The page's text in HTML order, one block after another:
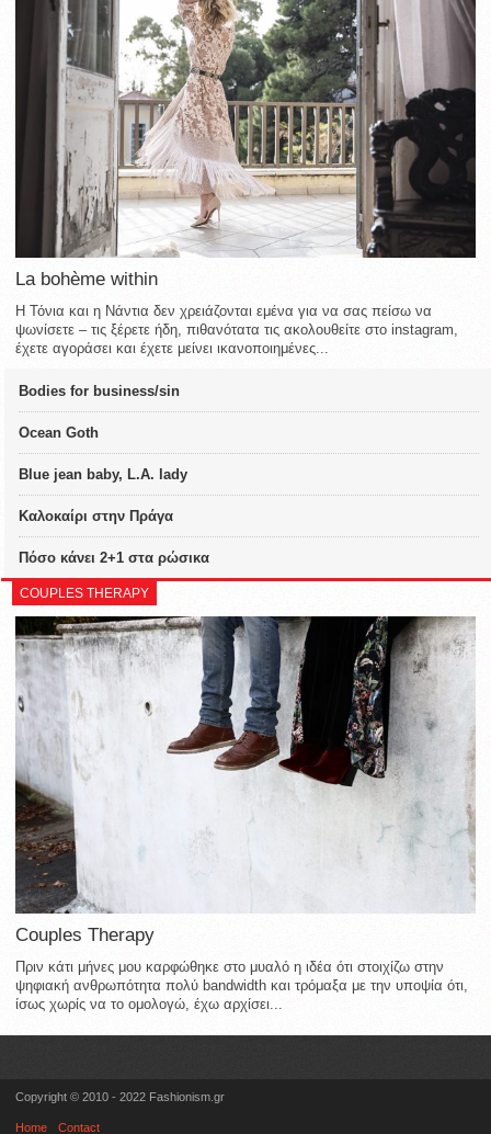
La bohème within
Η Τόνια και η Νάντια δεν χρειάζονται εμένα για να σας πείσω να
ψωνίσετε – τις ξέρετε ήδη, πιθανότατα τις ακολουθείτε στο instagram,
έχετε αγοράσει και έχετε μείνει ικανοποιημένες...
Bodies for business/sin
Ocean Goth
Blue jean baby, L.A. lady
Καλοκαίρι στην Πράγα
Πόσο κάνει 2+1 στα ρώσικα
COUPLES THERAPY
Couples Therapy
Πριν κάτι μήνες μου καρφώθηκε στο μυαλό η ιδέα ότι στοιχίζω στην
ψηφιακή ανθρωπότητα πολύ bandwidth και τρόμαξα με την υποψία ότι,
ίσως χωρίς να το ομολογώ, έχω αρχίσει...
Copyright © 2010 - 2022 Fashionism.gr
Home Contact